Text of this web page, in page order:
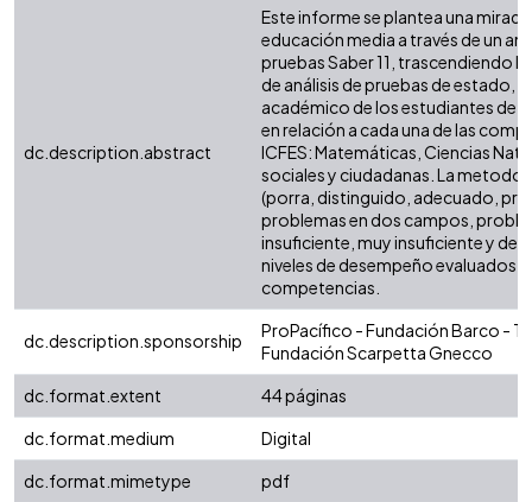
dc.description.abstract
Este informe se plantea una mirada
educación media a través de un
pruebas Saber 11, trascendiendo
de análisis de pruebas de estado,
académico de los estudiantes de
en relación a cada una de las
ICFES: Matemáticas, Ciencias
sociales y ciudadanas. La
(porra, distinguido, adecuado,
problemas en dos campos,
insuficiente, muy insuficiente y
niveles de desempeño evaluados
competencias.
dc.description.sponsorship
ProPacífico - Fundación Barco -
Fundación Scarpetta Gnecco
dc.format.extent
44 páginas
dc.format.medium
Digital
dc.format.mimetype
pdf